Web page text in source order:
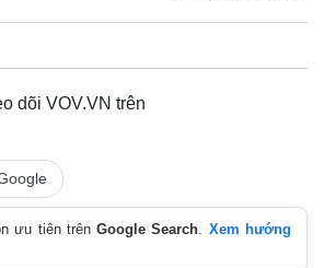
dõi VOV.VN trên
ưu tiên trênGoogle Search. Xem hướng